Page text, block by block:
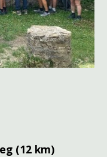
(12 km)